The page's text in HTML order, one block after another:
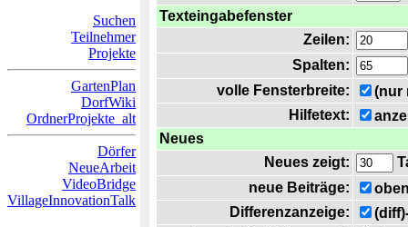
Suchen
Teilnehmer
Projekte
GartenPlan
DorfWiki
OrdnerProjekte_alt
Dörfer
NeueArbeit
VideoBridge
VillageInnovationTalk
Texteingabefenster
Zeilen:
Spalten:
volle Fensterbreite:
(nur
Hilfetext:
Neues
Neues zeigt:
neue Beiträge:
Differenzanzeige: